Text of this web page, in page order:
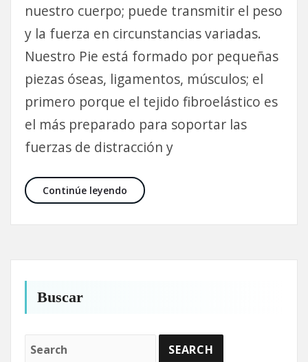
nuestro cuerpo; puede transmitir el peso
y la fuerza en circunstancias variadas.
Nuestro Pie está formado por pequeñas
piezas óseas, ligamentos, músculos; el
primero porque el tejido fibroelástico es
el más preparado para soportar las
fuerzas de distracción y
Continúe leyendo Conociendo nuestros pies…
Buscar